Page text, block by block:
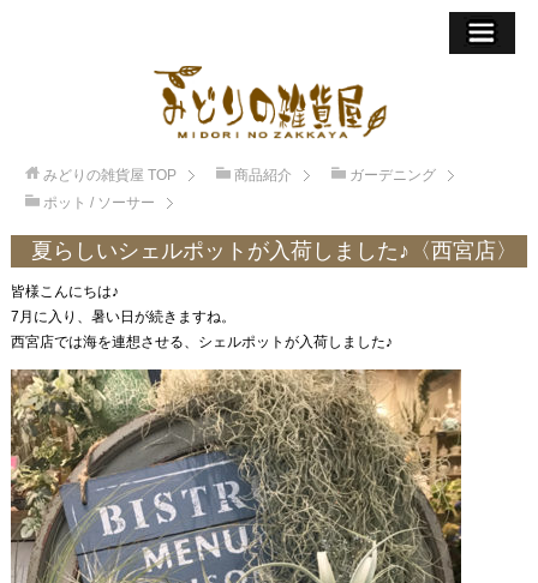
みどりの雑貨屋 TOP 商品紹介
ガーデニング
ポット / ソーサー
夏らしいシェルポットが入荷しました♪〈西宮店〉
皆様こんにちは♪
7月に入り、暑い日が続きますね。
西宮店では海を連想させる、シェルポットが入荷しました♪